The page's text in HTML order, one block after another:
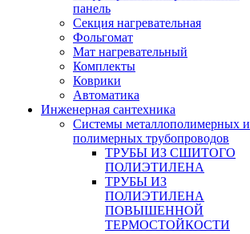
панель
Секция нагревательная
Фольгомат
Мат нагревательный
Комплекты
Коврики
Автоматика
Инженерная сантехника
Системы металлополимерных и
полимерных трубопроводов
ТРУБЫ ИЗ СШИТОГО
ПОЛИЭТИЛЕНА
ТРУБЫ ИЗ
ПОЛИЭТИЛЕНА
ПОВЫШЕННОЙ
ТЕРМОСТОЙКОСТИ